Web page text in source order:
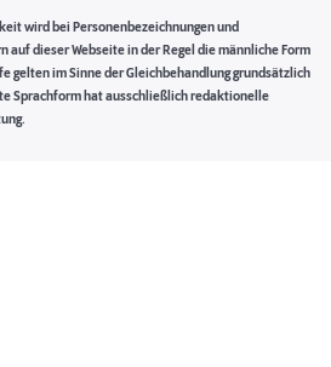
wird bei Personenbezeichnungen und
auf dieser Webseite in der Regel die männliche Form
gelten im Sinne der Gleichbehandlung grundsätzlich
Sprachform hat ausschließlich redaktionelle